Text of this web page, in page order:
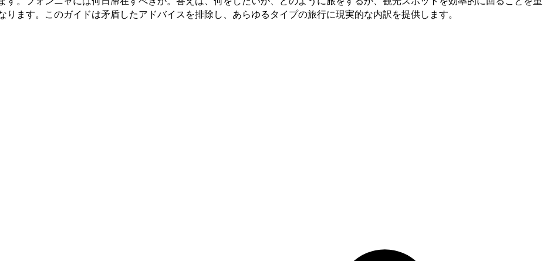
ます。このガイドは矛盾したアドバイスを排除し、あらゆるタイプの旅行に現実的な内訳を提供します。